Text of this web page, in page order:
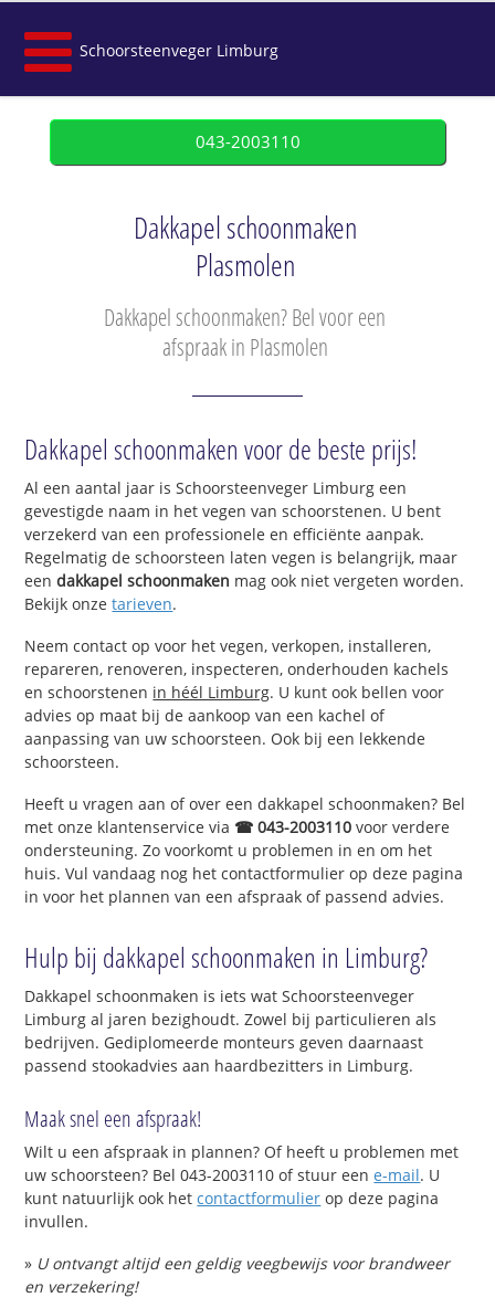
Schoorsteenveger Limburg
043-2003110
Dakkapel schoonmaken
Plasmolen
Dakkapel schoonmaken? Bel voor een
afspraak in Plasmolen
Dakkapel schoonmaken voor de beste prijs!
Al een aantal jaar is Schoorsteenveger Limburg een
gevestigde naam in het vegen van schoorstenen. U bent
verzekerd van een professionele en efficiënte aanpak.
Regelmatig de schoorsteen laten vegen is belangrijk, maar
eendakkapel schoonmaken mag ook niet vergeten worden.
Bekijk onzetarieven.
Neem contact op voor het vegen, verkopen, installeren,
repareren, renoveren, inspecteren, onderhouden kachels
en schoorstenen in héél Limburg. U kunt ook bellen voor
advies op maat bij de aankoop van een kachel of
aanpassing van uw schoorsteen. Ook bij een lekkende
schoorsteen.
Heeft u vragen aan of over een dakkapel schoonmaken? Bel
met onze klantenservice via ☎ 043-2003110 voor verdere
ondersteuning. Zo voorkomt u problemen in en om het
huis. Vul vandaag nog het contactformulier op deze pagina
in voor het plannen van een afspraak of passend advies.
Hulp bij dakkapel schoonmaken in Limburg?
Dakkapel schoonmaken is iets wat Schoorsteenveger
Limburg al jaren bezighoudt. Zowel bij particulieren als
bedrijven. Gediplomeerde monteurs geven daarnaast
passend stookadvies aan haardbezitters in Limburg.
Maak snel een afspraak!
Wilt u een afspraak in plannen? Of heeft u problemen met
uw schoorsteen? Bel 043-2003110 of stuur eene-mail. U
kunt natuurlijk ook hetcontactformulier op deze pagina
invullen.
» U ontvangt altijd een geldig veegbewijs voor brandweer
en verzekering!